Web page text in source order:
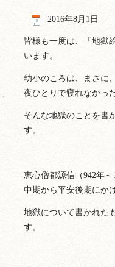
2016年8月1日
皆様も一度は、「地獄
います。
幼小のころは、まさに
夜ひとりで寝れなかっ
そんな地獄のことを書
す。
恵心僧都源信（942年
中期から平安後期にか
地獄について書かれた
す。